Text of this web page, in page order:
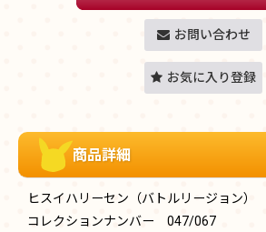
お問い合わせ
お気に入り登録
商品詳細
ヒスイハリーセン（バトルリージョン）
コレクションナンバー 047/067